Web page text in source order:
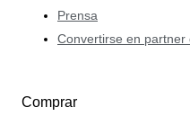
Prensa
Convertirse en partner
Comprar